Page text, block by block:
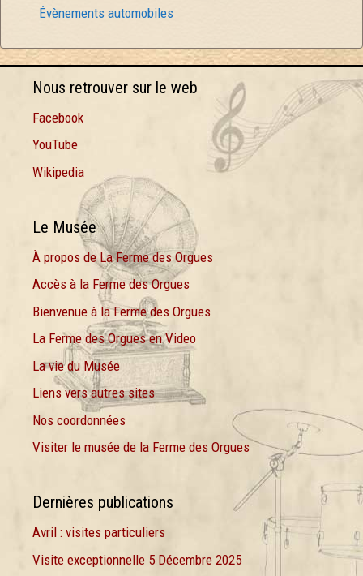
Évènements automobiles
Nous retrouver sur le web
Facebook
YouTube
Wikipedia
Le Musée
À propos de La Ferme des Orgues
Accès à la Ferme des Orgues
Bienvenue à la Ferme des Orgues
La Ferme des Orgues en Video
La vie du Musée
Liens vers autres sites
Nos coordonnées
Visiter le musée de la Ferme des Orgues
Dernières publications
Avril : visites particuliers
Visite exceptionnelle 5 Décembre 2025